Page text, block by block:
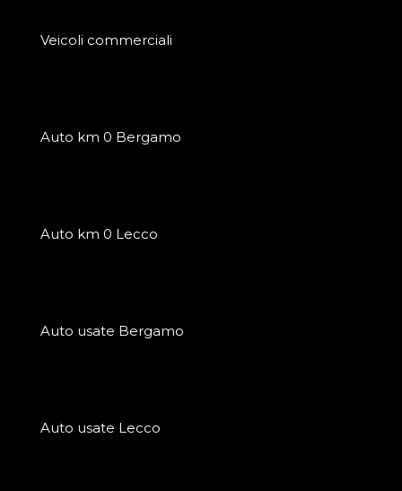
Veicoli commerciali
Auto km 0 Bergamo
Auto km 0 Lecco
Auto usate Bergamo
Auto usate Lecco